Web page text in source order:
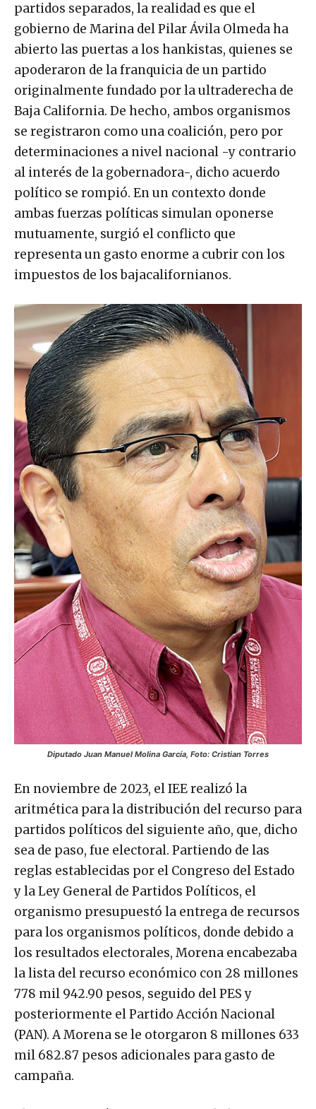
partidos separados, la realidad es que el
gobierno de Marina del Pilar Ávila Olmeda ha
abierto las puertas a los hankistas, quienes se
apoderaron de la franquicia de un partido
originalmente fundado por la ultraderecha de
Baja California. De hecho, ambos organismos
se registraron como una coalición, pero por
determinaciones a nivel nacional -y contrario
al interés de la gobernadora-, dicho acuerdo
político se rompió. En un contexto donde
ambas fuerzas políticas simulan oponerse
mutuamente, surgió el conflicto que
representa un gasto enorme a cubrir con los
impuestos de los bajacalifornianos.
Diputado Juan Manuel Molina García, Foto: Cristian Torres
En noviembre de 2023, el IEE realizó la
aritmética para la distribución del recurso para
partidos políticos del siguiente año, que, dicho
sea de paso, fue electoral. Partiendo de las
reglas establecidas por el Congreso del Estado
y la Ley General de Partidos Políticos, el
organismo presupuestó la entrega de recursos
para los organismos políticos, donde debido a
los resultados electorales, Morena encabezaba
la lista del recurso económico con 28 millones
778 mil 942.90 pesos, seguido del PES y
posteriormente el Partido Acción Nacional
(PAN). A Morena se le otorgaron 8 millones 633
mil 682.87 pesos adicionales para gasto de
campaña.